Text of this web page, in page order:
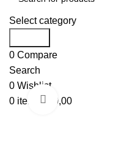
Select category
0 Compare
Search
0 Wishlist
0 items / 0,00
Click to enlarge